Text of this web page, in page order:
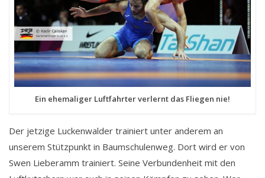
Ein ehemaliger Luftfahrter verlernt das Fliegen nie!
Der jetzige Luckenwalder trainiert unter anderem an
unserem Stützpunkt in Baumschulenweg. Dort wird er von
Swen Lieberamm trainiert. Seine Verbundenheit mit den